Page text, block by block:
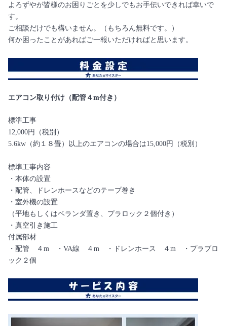
よろずやが皆様のお困りごとを少しでもお手伝いできれば幸いで
す。
ご相談だけでも構いません。（もちろん無料です。）
何か困ったことがあればご一報いただければと思います。
エアコン取り付け（配管４m付き）
標準工事
12,000円（税別）
5.6kw（約１８畳）以上のエアコンの場合は15,000円（税別）
標準工事内容
・本体の設置
・配管、ドレンホースなどのテープ巻き
・室外機の設置
（平地もしくはベランダ置き、プラロック２個付き）
・真空引き施工
付属部材
・配管 ４m ・VA線 ４m ・ドレンホース ４m ・プラブロ
ック２個